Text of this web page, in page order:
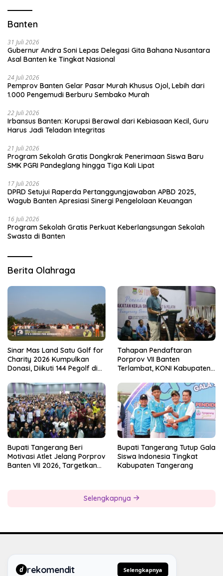
Banten
31 Juli 2026
Gubernur Andra Soni Lepas Delegasi Gita Bahana Nusantara
Asal Banten ke Tingkat Nasional
24 Juli 2026
Pemprov Banten Gelar Pasar Murah Khusus Ojol, Lebih dari
1.000 Pengemudi Berburu Sembako Murah
22 Juli 2026
Irbansus Banten: Korupsi Berawal dari Kebiasaan Kecil, Guru
Harus Jadi Teladan Integritas
21 Juli 2026
Program Sekolah Gratis Dongkrak Penerimaan Siswa Baru
SMK PGRI Pandeglang hingga Tiga Kali Lipat
17 Juli 2026
DPRD Setujui Raperda Pertanggungjawaban APBD 2025,
Wagub Banten Apresiasi Sinergi Pengelolaan Keuangan
16 Juli 2026
Program Sekolah Gratis Perkuat Keberlangsungan Sekolah
Swasta di Banten
Berita Olahraga
Sinar Mas Land Satu Golf for
Charity 2026 Kumpulkan
Donasi, Diikuti 144 Pegolf di
Tahapan Pendaftaran
Porprov VII Banten
Terlambat, KONI Kabupaten
Kesiapan Panitia
Bupati Tangerang Beri
Motivasi Atlet Jelang Porprov
Banten VII 2026, Targetkan
Bupati Tangerang Tutup Gala
Siswa Indonesia Tingkat
Kabupaten Tangerang
Selengkapnya
d rekomendit Selengkapnya